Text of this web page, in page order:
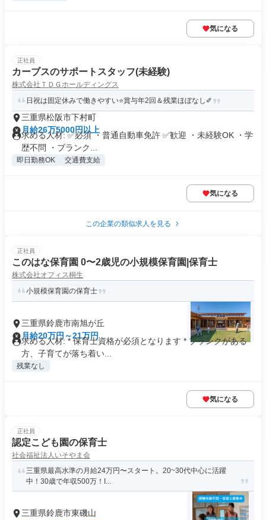
気になる
正社員
カーブスのサポートスタッフ(未経験)
株式会社ＴＤＧホールディングス
日祝は固定休みで働きやすい⭐️賞与年2回＆残業ほぼなし✐
三重県松阪市下村町
月給26万5000円以上
求める人材: ✅必須 ・普通自動車免許 ✅歓迎 ・未経験OK ・学
歴不問 ・ブランク...
即日勤務OK 交通費支給
気になる
この企業の類似求人を見る
正社員
このはな保育園 0〜2歳児の小規模保育園|保育士
株式会社オフィス桐生
小規模保育園の保育士
三重県鈴鹿市南旭が丘
月給20万円～21万円
求める人材: * 保育士資格が必須となります * ブランクがある
方、子育てが落ち着い...
残業なし
気になる
正社員
認定こども園の保育士
社会福祉法人いそやま会
三重県最高水準の月給24万円〜スタート。20~30代中心に活躍
中！30歳で年収500万！I...
三重県鈴鹿市東磯山